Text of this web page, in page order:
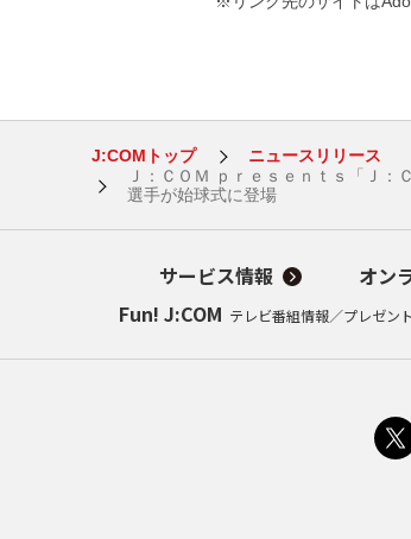
J:COMトップ
ニュースリリース
Ｊ：ＣＯＭ ｐｒｅｓｅｎｔｓ「Ｊ
選手が始球式に登場
サービス情報 オン
Fun! J:COM テレビ番組情報／プレゼン